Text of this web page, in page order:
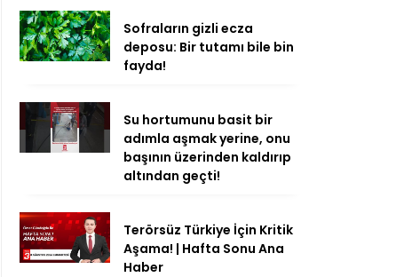
Sofraların gizli ecza
deposu: Bir tutamı bile bin
fayda!
Su hortumunu basit bir
adımla aşmak yerine, onu
başının üzerinden kaldırıp
altından geçti!
Terörsüz Türkiye İçin Kritik
Aşama! | Hafta Sonu Ana
Haber